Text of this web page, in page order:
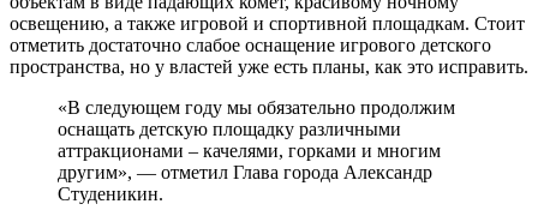
освещению, а также игровой и спортивной площадкам. Стоит
отметить достаточно слабое оснащение игрового детского
пространства, но у властей уже есть планы, как это исправить.
«В следующем году мы обязательно продолжим
оснащать детскую площадку различными
аттракционами – качелями, горками и многим
другим», — отметил Глава города Александр
Студеникин.